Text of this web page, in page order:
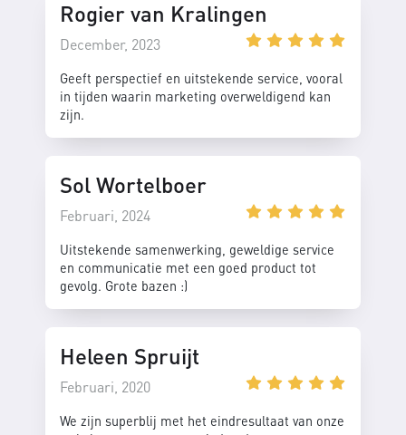
Rogier van Kralingen
December, 2023
Geeft perspectief en uitstekende service, vooral
in tijden waarin marketing overweldigend kan
zijn.
Sol Wortelboer
Februari, 2024
Uitstekende samenwerking, geweldige service
en communicatie met een goed product tot
gevolg. Grote bazen :)
Heleen Spruijt
Februari, 2020
We zijn superblij met het eindresultaat van onze